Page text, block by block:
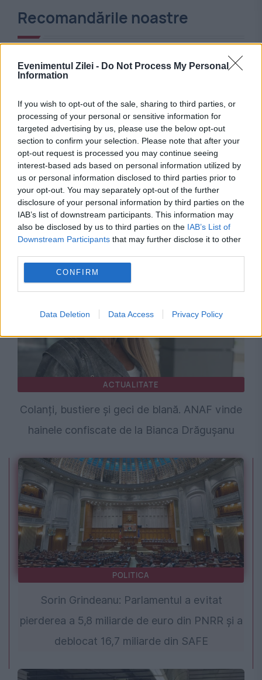
Evenimentul Zilei - Do Not Process My Personal
Information
If you wish to opt-out of the sale, sharing to third parties, or
processing of your personal or sensitive information for
targeted advertising by us, please use the below opt-out
section to confirm your selection. Please note that after your
opt-out request is processed you may continue seeing
interest-based ads based on personal information utilized by
us or personal information disclosed to third parties prior to
your opt-out. You may separately opt-out of the further
disclosure of your personal information by third parties on the
IAB’s list of downstream participants. This information may
also be disclosed by us to third parties on the IAB’s List of
Downstream Participants that may further disclose it to other
CONFIRM
Data Deletion Data Access Privacy Policy
Recomandările noastre
MONDEN
Tatăl lui Amy Winehouse, obligat să plătească
aproape un milion de lire. A pierdut procesul
privind hainele artistei
ACTUALITATE
Colanți, bustiere și geci de blană. ANAF vinde
hainele confiscate de la Bianca Drăgușanu
POLITICA
Sorin Grindeanu: Parlamentul a evitat
pierderea a 5,8 miliarde de euro din PNRR și a
deblocat 16,7 miliarde din SAFE